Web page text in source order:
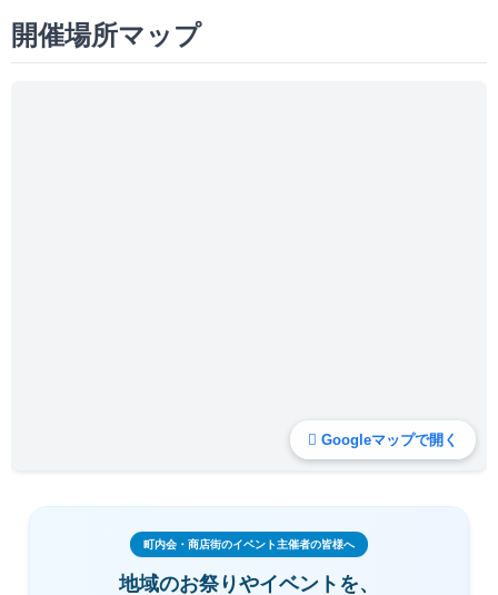
開催場所マップ
Googleマップで開く
町内会・商店街のイベント主催者の皆様へ
地域のお祭りやイベントを、